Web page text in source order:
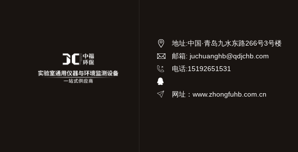
地址:中国·青岛九水东路266号3号楼
邮箱: juchuanghb@qdjchb.com
电话:15192651531
网址：www.zhongfuhb.com.cn